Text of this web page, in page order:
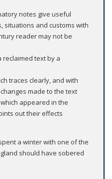
notes give useful
situations and customs with
reader may not be
reclaimed text by a
traces clearly, and with
made to the text
appeared in the
out their effects
a winter with one of the
should have sobered